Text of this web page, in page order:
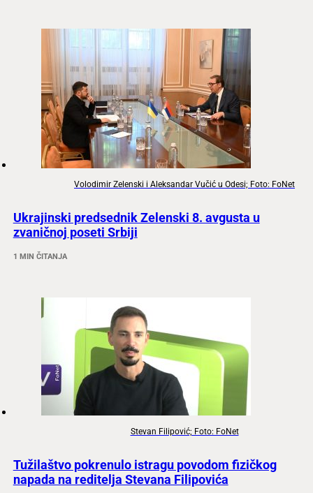
Volodimir Zelenski i Aleksandar Vučić u Odesi; Foto: FoNet
Ukrajinski predsednik Zelenski 8. avgusta u
zvaničnoj poseti Srbiji
1 MIN ČITANJA
Stevan Filipović; Foto: FoNet
Tužilaštvo pokrenulo istragu povodom fizičkog
napada na reditelja Stevana Filipovića